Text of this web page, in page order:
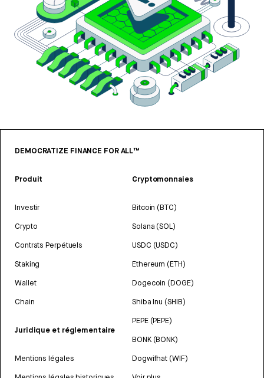
DEMOCRATIZE FINANCE FOR ALL™
Produit
Investir
Crypto
Contrats Perpétuels
Staking
Wallet
Chain
Juridique et réglementaire
Mentions légales
Cryptomonnaies
Bitcoin (BTC)
Solana (SOL)
USDC (USDC)
Ethereum (ETH)
Dogecoin (DOGE)
Shiba Inu (SHIB)
PEPE (PEPE)
BONK (BONK)
Dogwifhat (WIF)